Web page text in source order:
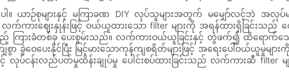
ါ။ ယာဉ်စုများနှင့် မကြာခဏ DIY လုပ်သူများအတွက် မမျှော်လင့်ဘဲ အလု
ားဈေးနှုန်းဖြင့် ဝယ်ယူထားသော filter များကို အရန်ထားရှိခြင်းသည် ဈ
ည့် ကြားခံတစ်ခု ပေးစွမ်းသည်။ လက်ကားဝယ်ယူခြင်းနှင့် တွဲဖက်၍ ထိရောက်သ
ဝေပေးနိုင်ပြီး မြင့်မားသောကုန်ကျစရိတ်များဖြင့် အရေးပေါ်ဝယ်ယူမှုမျာ
င့် လုပ်ငန်းလည်ပတ်မှုထိန်းချုပ်မှု ပေါင်းစပ်ထားခြင်းသည် လက်ကားဆီ filter